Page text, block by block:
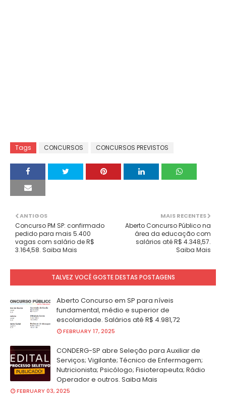
Tags CONCURSOS CONCURSOS PREVISTOS
MAIS RECENTES
Aberto Concurso Público na
área da educação com
salários até R$ 4.348,57.
Saiba Mais
ANTIGOS
Concurso PM SP: confirmado
pedido para mais 5.400
vagas com salário de R$
3.164,58. Saiba Mais
TALVEZ VOCÊ GOSTE DESTAS POSTAGENS
Aberto Concurso em SP para níveis
fundamental, médio e superior de
escolaridade. Salários até R$ 4.981,72
FEBRUARY 17, 2025
CONDERG-SP abre Seleção para Auxiliar de
Serviços; Vigilante; Técnico de Enfermagem;
Nutricionista; Psicólogo; Fisioterapeuta; Rádio
Operador e outros. Saiba Mais
FEBRUARY 03, 2025